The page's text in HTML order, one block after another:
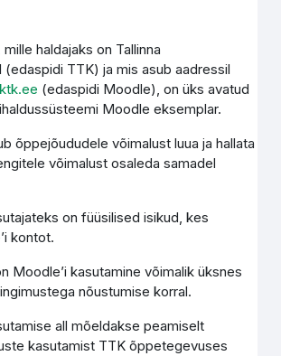
haldajaks on Tallinna
(edaspidi TTK) ja mis asub aadressil
(edaspidi Moodle), on üks avatud
Moodle eksemplar.
õppejõududele võimalust luua ja hallata
võimalust osaleda samadel
on füüsilised isikud, kes
kontot.
Moodle’i kasutamine võimalik üksnes
nõustumise korral.
all mõeldakse peamiselt
kasutamist TTK õppetegevuses